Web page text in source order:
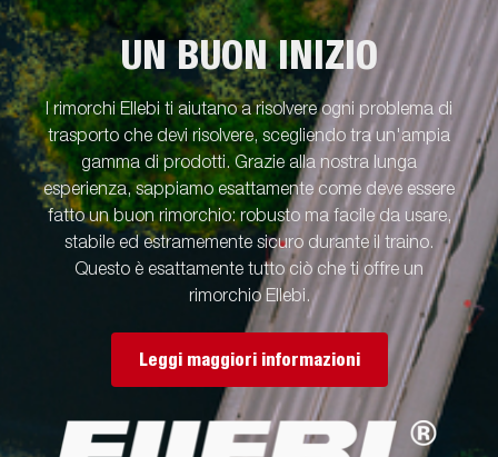
UN BUON INIZIO
I rimorchi Ellebi ti aiutano a risolvere ogni problema di
trasporto che devi risolvere, scegliendo tra un'ampia
gamma di prodotti. Grazie alla nostra lunga
esperienza, sappiamo esattamente come deve essere
fatto un buon rimorchio: robusto ma facile da usare,
stabile ed estramemente sicuro durante il traino.
Questo è esattamente tutto ciò che ti offre un
rimorchio Ellebi.
Leggi maggiori informazioni